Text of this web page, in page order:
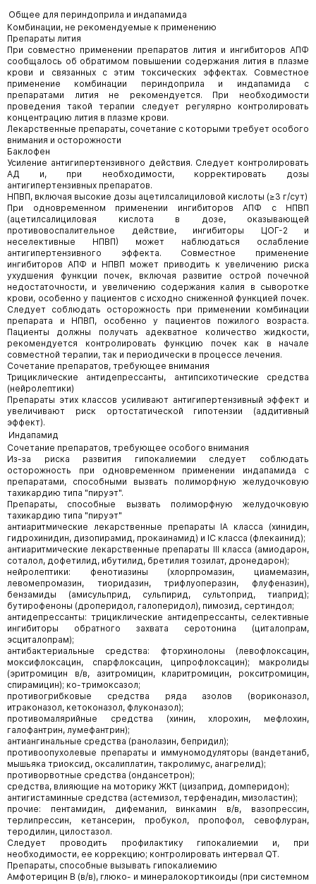
Общее для периндоприла и индапамида
Комбинации, не рекомендуемые к применению
Препараты лития
При совместно применении препаратов лития и ингибиторов АПФ
сообщалось об обратимом повышении содержания лития в плазме
крови и связанных с этим токсических эффектах. Совместное
применение комбинации периндоприла и индапамида с
препаратами лития не рекомендуется. При необходимости
проведения такой терапии следует регулярно контролировать
концентрацию лития в плазме крови.
Лекарственные препараты, сочетание с которыми требует особого
внимания и осторожности
Баклофен
Усиление антигипертензивного действия. Следует контролировать
АД и, при необходимости, корректировать дозы
антигипертензивных препаратов.
НПВП, включая высокие дозы ацетилсалициловой кислоты (≥3 г/сут)
При одновременном применении ингибиторов АПФ с НПВП
(ацетилсалициловая кислота в дозе, оказывающей
противовоспалительное действие, ингибиторы ЦОГ-2 и
неселективные НПВП) может наблюдаться ослабление
антигипертензивного эффекта. Совместное применение
ингибиторов АПФ и НПВП может приводить к увеличению риска
ухудшения функции почек, включая развитие острой почечной
недостаточности, и увеличению содержания калия в сыворотке
крови, особенно у пациентов с исходно сниженной функцией почек.
Следует соблюдать осторожность при применении комбинации
препарата и НПВП, особенно у пациентов пожилого возраста.
Пациенты должны получать адекватное количество жидкости,
рекомендуется контролировать функцию почек как в начале
совместной терапии, так и периодически в процессе лечения.
Сочетание препаратов, требующее внимания
Трициклические антидепрессанты, антипсихотические средства
(нейролептики)
Препараты этих классов усиливают антигипертензивный эффект и
увеличивают риск ортостатической гипотензии (аддитивный
эффект).
Индапамид
Сочетание препаратов, требующее особого внимания
Из-за риска развития гипокалиемии следует соблюдать
осторожность при одновременном применении индапамида с
препаратами, способными вызвать полиморфную желудочковую
тахикардию типа "пируэт".
Препараты, способные вызвать полиморфную желудочковую
тахикардию типа "пируэт"
антиаритмические лекарственные препараты IA класса (хинидин,
гидрохинидин, дизопирамид, прокаинамид) и IC класса (флекаинид);
антиаритмические лекарственные препараты III класса (амиодарон,
соталол, дофетилид, ибутилид, бретилия тозилат, дронедарон);
нейролептики: фенотиазины (хлорпромазин, циамемазин,
левомепромазин, тиоридазин, трифлуоперазин, флуфеназин),
бензамиды (амисульприд, сульпирид, сультоприд, тиаприд);
бутирофеноны (дроперидол, галоперидол), пимозид, сертиндол;
антидепрессанты: трициклические антидепрессанты, селективные
ингибиторы обратного захвата серотонина (циталопрам,
эсциталопрам);
антибактериальные средства: фторхинолоны (левофлоксацин,
моксифлоксацин, спарфлоксацин, ципрофлоксацин); макролиды
(эритромицин в/в, азитромицин, кларитромицин, рокситромицин,
спирамицин); ко-тримоксазол;
противогрибковые средства ряда азолов (вориконазол,
итраконазол, кетоконазол, флуконазол);
противомалярийные средства (хинин, хлорохин, мефлохин,
галофантрин, лумефантрин);
антиангинальные средства (ранолазин, бепридил);
противоопухолевые препараты и иммуномодуляторы (вандетаниб,
мышьяка триоксид, оксалиплатин, такролимус, анагрелид);
противорвотные средства (ондансетрон);
средства, влияющие на моторику ЖКТ (цизаприд, домперидон);
антигистаминные средства (астемизол, терфенадин, мизоластин);
прочие: пентамидин, дифеманил, винкамин в/в, вазопрессин,
терлипрессин, кетансерин, пробукол, пропофол, севофлуран,
теродилин, цилостазол.
Следует проводить профилактику гипокалиемии и, при
необходимости, ее коррекцию; контролировать интервал QT.
Препараты, способные вызывать гипокалиемию
Амфотерицин В (в/в), глюко- и минералокортикоиды (при системном